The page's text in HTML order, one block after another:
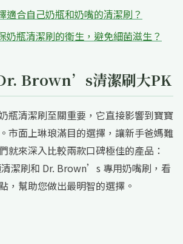
適合自己奶瓶和奶嘴的清潔刷？
奶瓶清潔刷的衛生，避免細菌滋生？
Brown’s清潔刷大PK
瓶清潔刷至關重要，它直接影響到寶寶
市面上琳琅滿目的選擇，讓新手爸媽難
就來深入比較兩款口碑極佳的產品：
潔刷和 Dr. Brown’s 專用奶嘴刷，看
，幫助您做出最明智的選擇。